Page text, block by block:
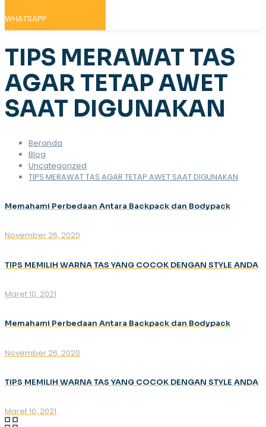
WHATSAPP
TIPS MERAWAT TAS
AGAR TETAP AWET
SAAT DIGUNAKAN
Beranda
Blog
Uncategorized
TIPS MERAWAT TAS AGAR TETAP AWET SAAT DIGUNAKAN
Memahami Perbedaan Antara Backpack dan Bodypack
November 26, 2020
TIPS MEMILIH WARNA TAS YANG COCOK DENGAN STYLE ANDA
Maret 10, 2021
Memahami Perbedaan Antara Backpack dan Bodypack
November 26, 2020
TIPS MEMILIH WARNA TAS YANG COCOK DENGAN STYLE ANDA
Maret 10, 2021